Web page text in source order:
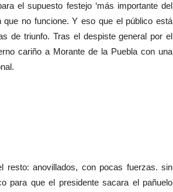
el supuesto festejo ‘más importante del
no funcione. Y eso que el público está
de triunfo. Tras el despiste general por el
cariño a Morante de la Puebla con una
resto: anovillados, con pocas fuerzas. sin
para que el presidente sacara el pañuelo